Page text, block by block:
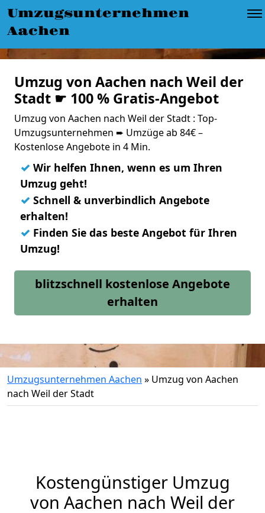
Umzugsunternehmen
Aachen
Umzug von Aachen nach Weil der
Stadt ☛ 100 % Gratis-Angebot
Umzug von Aachen nach Weil der Stadt : Top-
Umzugsunternehmen ➨ Umzüge ab 84€ –
Kostenlose Angebote in 4 Min.
✓ Wir helfen Ihnen, wenn es um Ihren
Umzug geht!
✓ Schnell & unverbindlich Angebote
erhalten!
✓ Finden Sie das beste Angebot für Ihren
Umzug!
blitzschnell kostenlose Angebote
erhalten
Umzugsunternehmen Aachen » Umzug von Aachen
nach Weil der Stadt
Kostengünstiger Umzug
von Aachen nach Weil der